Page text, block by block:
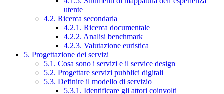
utente
4.2. Ricerca secondaria
4.2.1. Ricerca documentale
4.2.2. Analisi benchmark
4.2.3. Valutazione euristica
5. Progettazione dei servizi
5.1. Cosa sono i servizi e il service design
5.2. Progettare servizi pubblici digitali
5.3. Definire il modello di servizio
5.3.1. Identificare gli attori coinvolti